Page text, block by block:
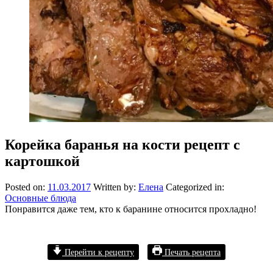
Корейка баранья на кости рецепт с
картошкой
Posted on: 11.03.2017 Written by: Елена Categorized in:
Основные блюда
Понравится даже тем, кто к баранине относится прохладно!
Перейти к рецепту Печать рецепта